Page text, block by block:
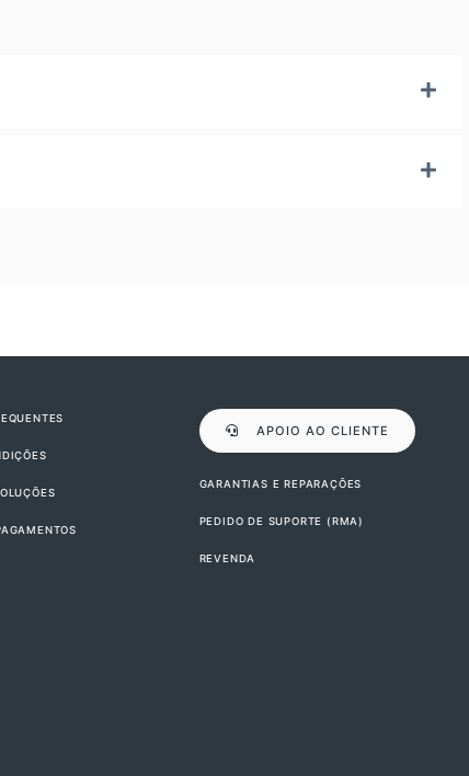
APOIO AO CLIENTE
GARANTIAS E REPARAÇÕES
PEDIDO DE SUPORTE (RMA)
REVENDA